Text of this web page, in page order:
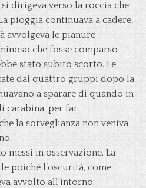
dirigeva verso la roccia che
pioggia continuava a cadere,
avvolgeva le pianure
che fosse comparso
stato subito scorto. Le
dai quattro gruppi dopo la
a sparare di quando in
carabina, per far
la sorveglianza non veniva
messi in osservazione. La
poiché l’oscurità, come
avvolto all’intorno.